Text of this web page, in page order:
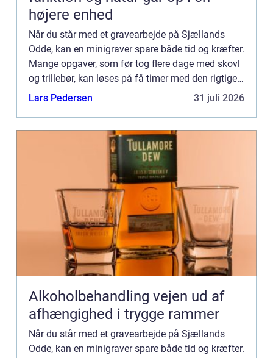
højere enhed
Når du står med et gravearbejde på Sjællands
Odde, kan en minigraver spare både tid og kræfter.
Mange opgaver, som før tog flere dage med skovl
og trillebør, kan løses på få timer med den rigtige
maskine. Derfor vælger flere og flere private
Lars Pedersen 31 juli 2026
Alkoholbehandling vejen ud af
afhængighed i trygge rammer
Når du står med et gravearbejde på Sjællands
Odde, kan en minigraver spare både tid og kræfter.